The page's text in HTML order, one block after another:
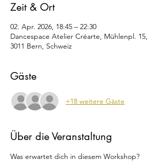
Zeit & Ort
02. Apr. 2026, 18:45 – 22:30
Dancespace Atelier Créarte, Mühlenpl. 15,
3011 Bern, Schweiz
Gäste
+18 weitere Gäste
Über die Veranstaltung
Was erwartet dich in diesem Workshop?